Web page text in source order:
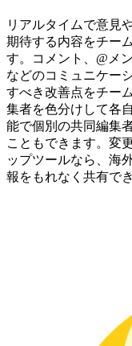
リアルタイムで意見
期待する内容をチー
す。コメント、@メ
などのコミュニケー
すべき改善点をチー
集者を色分けして各
能で個別の共同編集
こともできます。変
ップツールなら、海
報をもれなく共有で